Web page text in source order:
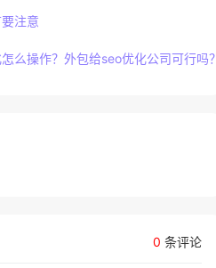
注意
么操作？外包给seo优化公司可行吗？
0 条评论